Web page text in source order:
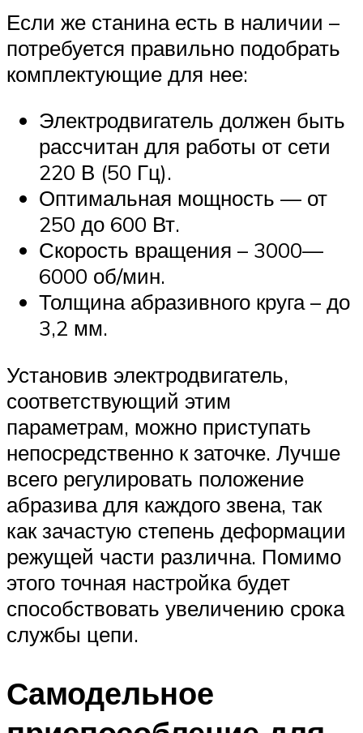
Если же станина есть в наличии –
потребуется правильно подобрать
комплектующие для нее:
Электродвигатель должен быть
рассчитан для работы от сети
220 В (50 Гц).
Оптимальная мощность — от
250 до 600 Вт.
Скорость вращения – 3000—
6000 об/мин.
Толщина абразивного круга – до
3,2 мм.
Установив электродвигатель,
соответствующий этим
параметрам, можно приступать
непосредственно к заточке. Лучше
всего регулировать положение
абразива для каждого звена, так
как зачастую степень деформации
режущей части различна. Помимо
этого точная настройка будет
способствовать увеличению срока
службы цепи.
Самодельное